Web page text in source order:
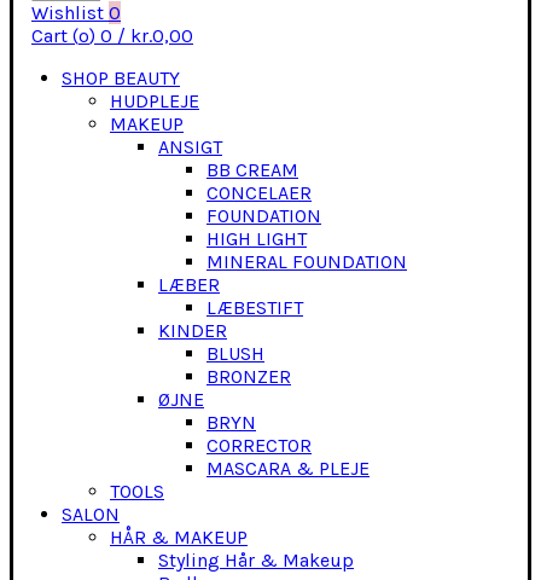
Wishlist 0
Cart (o) 0 / kr.0,00
SHOP BEAUTY
HUDPLEJE
MAKEUP
ANSIGT
BB CREAM
CONCELAER
FOUNDATION
HIGH LIGHT
MINERAL FOUNDATION
LÆBER
LÆBESTIFT
KINDER
BLUSH
BRONZER
ØJNE
BRYN
CORRECTOR
MASCARA & PLEJE
TOOLS
SALON
HÅR & MAKEUP
Styling Hår & Makeup